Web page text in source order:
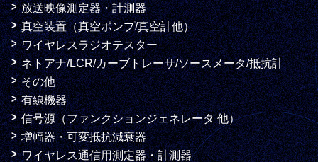
放送映像測定器・計測器
真空装置（真空ポンプ/真空計他）
ワイヤレスラジオテスター
ネトアナ/LCR/カーブトレーサ/ソースメータ/抵抗計
その他
有線機器
信号源（ファンクションジェネレータ 他）
増幅器・可変抵抗減衰器
ワイヤレス通信用測定器・計測器